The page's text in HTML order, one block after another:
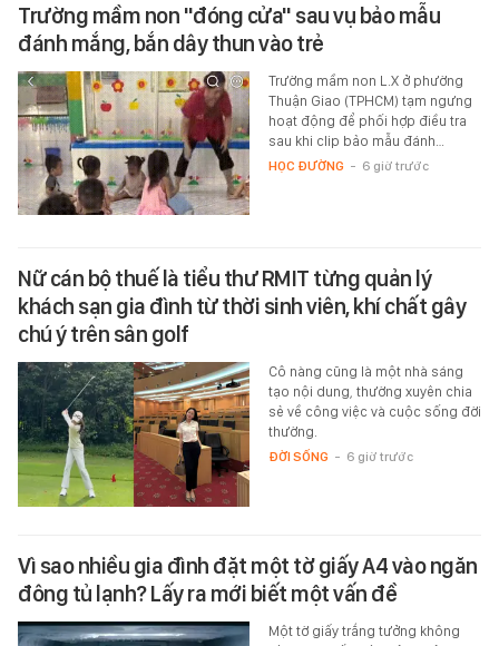
Trường mầm non "đóng cửa" sau vụ bảo mẫu
đánh mắng, bắn dây thun vào trẻ
Trường mầm non L.X ở phường
Thuận Giao (TPHCM) tạm ngưng
hoạt động để phối hợp điều tra
sau khi clip bảo mẫu đánh…
HỌC ĐƯỜNG - 6 giờ trước
Nữ cán bộ thuế là tiểu thư RMIT từng quản lý
khách sạn gia đình từ thời sinh viên, khí chất gây
chú ý trên sân golf
Cô nàng cũng là một nhà sáng
tạo nội dung, thường xuyên chia
sẻ về công việc và cuộc sống đời
thường.
ĐỜI SỐNG - 6 giờ trước
Vì sao nhiều gia đình đặt một tờ giấy A4 vào ngăn
đông tủ lạnh? Lấy ra mới biết một vấn đề
Một tờ giấy trắng tưởng không